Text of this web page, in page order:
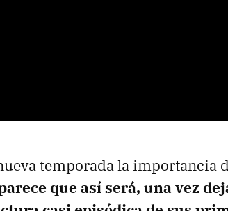
temporada la importancia
que así será, una vez